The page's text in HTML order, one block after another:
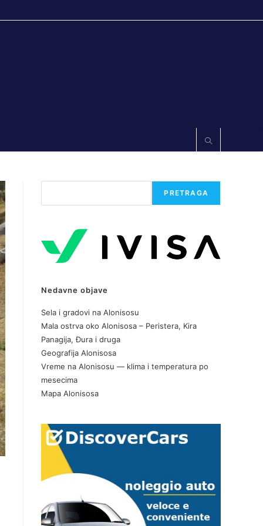
PRETRAGA
Nedavne objave
Sela i gradovi na Alonisosu
Mala ostrva oko Alonisosa – Peristera, Kira
Panagija, Đura i druga
Geografija Alonisosa
Vreme na Alonisosu — klima i temperatura po
mesecima
Mapa Alonisosa